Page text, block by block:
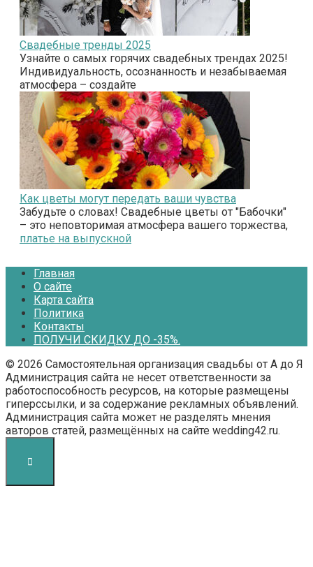
Свадебные тренды 2025
Узнайте о самых горячих свадебных трендах 2025!
Индивидуальность, осознанность и незабываемая
атмосфера – создайте
Как цветы могут передать ваши чувства
Забудьте о словах! Свадебные цветы от "Бабочки"
– это неповторимая атмосфера вашего торжества,
платье на выпускной
Главная
О сайте
Карта сайта
Политика
Контакты
ПОЛУЧИ СКИДКУ ДО -35%.
© 2026 Самостоятельная организация свадьбы от А до Я
Администрация сайта не несет ответственности за
работоспособность ресурсов, на которые размещены
гиперссылки, и за содержание рекламных объявлений.
Администрация сайта может не разделять мнения
авторов статей, размещённых на сайте wedding42.ru.